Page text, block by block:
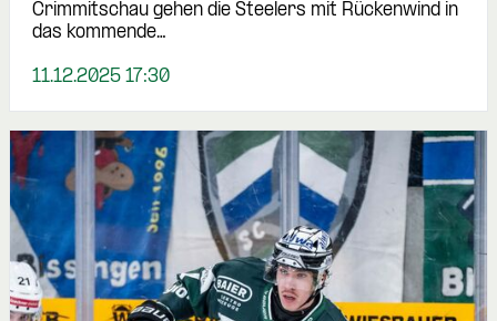
Crimmitschau gehen die Steelers mit Rückenwind in
das kommende…
11.12.2025 17:30